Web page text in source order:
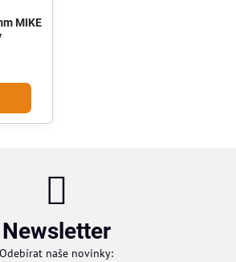
MIKE
Newsletter
Odebírat naše novinky: